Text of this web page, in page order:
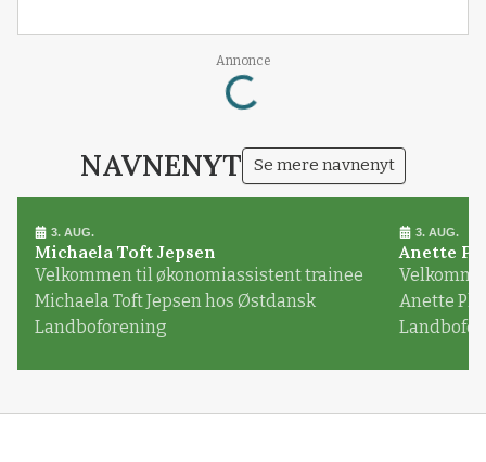
Annonce
Loading...
NAVNENYT Se mere navnenyt
3. AUG.
Michaela Toft Jepsen
Velkommen til økonomiassistent trainee
Michaela Toft Jepsen hos Østdansk
Landboforening
3. AUG.
Anette
Anette